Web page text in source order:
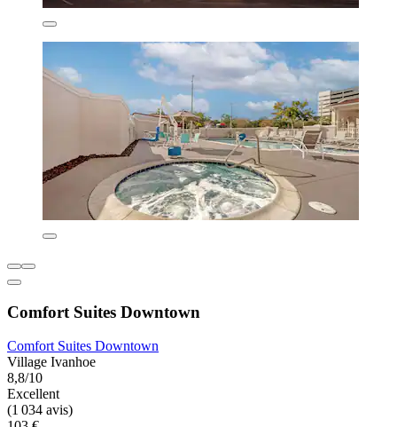
Comfort Suites Downtown
Comfort Suites Downtown
Village Ivanhoe
8,8/10
Excellent
(1 034 avis)